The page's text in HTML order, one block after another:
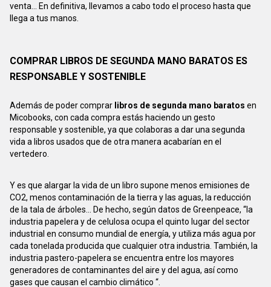
venta... En definitiva, llevamos a cabo todo el proceso hasta que
llega a tus manos.
COMPRAR LIBROS DE SEGUNDA MANO BARATOS ES
RESPONSABLE Y SOSTENIBLE
Además de poder comprar libros de segunda mano baratos en
Micobooks, con cada compra estás haciendo un gesto
responsable y sostenible, ya que colaboras a dar una segunda
vida a libros usados que de otra manera acabarían en el
vertedero.
Y es que alargar la vida de un libro supone menos emisiones de
CO2, menos contaminación de la tierra y las aguas, la reducción
de la tala de árboles... De hecho, según datos de Greenpeace, “la
industria papelera y de celulosa ocupa el quinto lugar del sector
industrial en consumo mundial de energía, y utiliza más agua por
cada tonelada producida que cualquier otra industria. También, la
industria pastero-papelera se encuentra entre los mayores
generadores de contaminantes del aire y del agua, así como
gases que causan el cambio climático “.